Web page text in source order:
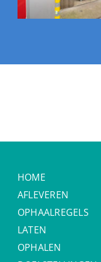
HOME
AFLEVEREN
OPHAALREGELS
LATEN
OPHALEN